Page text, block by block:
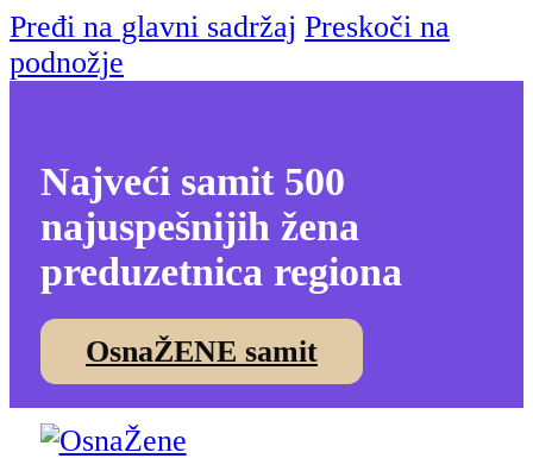
Pređi na glavni sadržaj Preskoči na
podnožje
Najveći samit 500
najuspešnijih žena
preduzetnica regiona
OsnaŽENE samit